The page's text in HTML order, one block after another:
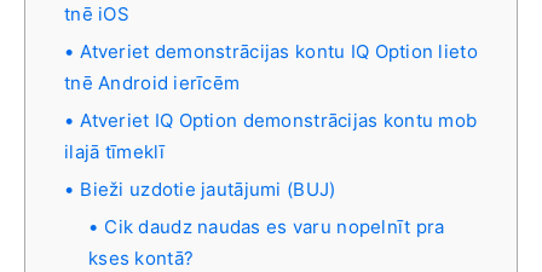
tnē iOS
Atveriet demonstrācijas kontu IQ Option lieto
tnē Android ierīcēm
Atveriet IQ Option demonstrācijas kontu mob
ilajā tīmeklī
Bieži uzdotie jautājumi (BUJ)
Cik daudz naudas es varu nopelnīt pra
kses kontā?